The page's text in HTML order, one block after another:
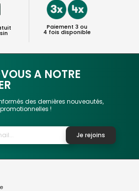
Paiement 3 ou
4 fois disponible
A NOTRE
des dernières nouveautés,
!
Je rejoins